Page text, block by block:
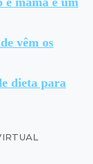
vêm os
dieta para